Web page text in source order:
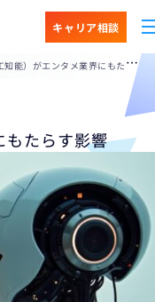
キャリア相談
能）がエンタメ業界にもたらす影響
もたらす影響